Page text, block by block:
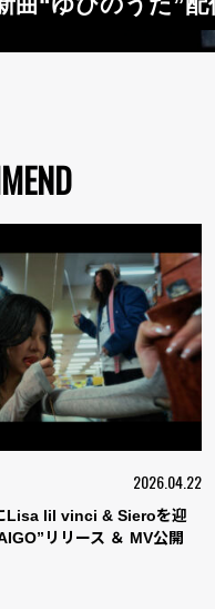
2026.04.22
Lisa lil vinci & Sieroを迎
リリース ＆ MV公開